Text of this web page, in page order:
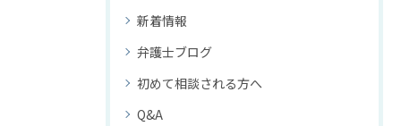
新着情報
弁護士ブログ
初めて相談される方へ
Q&A